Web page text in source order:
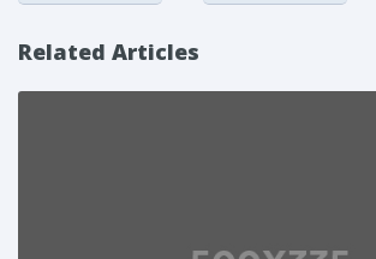
Related Articles